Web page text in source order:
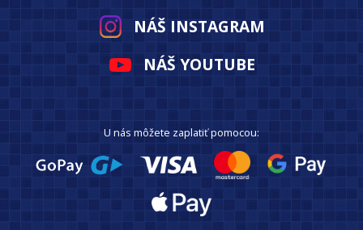
NÁŠ INSTAGRAM
NÁŠ YOUTUBE
U nás môžete zaplatiť pomocou: